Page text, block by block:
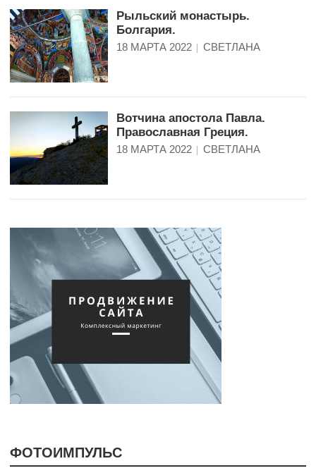
Рыльский монастырь.
Болгария.
18 МАРТА 2022 СВЕТЛАНА
Вотчина апостола Павла.
Православная Греция.
18 МАРТА 2022 СВЕТЛАНА
ФОТОИМПУЛЬС